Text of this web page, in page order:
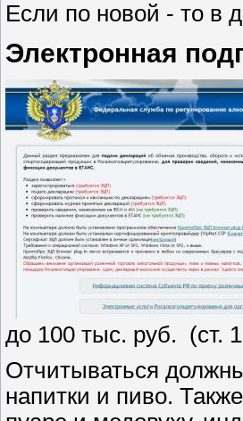
Если по новой - то в
Электронная
до 100 тыс. руб. (ст.
Отчитываться
напитки и пиво.